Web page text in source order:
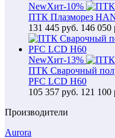
NewХит-10%
ПТК Плазморез
131 445 руб. 146 050
NewХит-13%
ПТК Сварочный
PFC LCD H60
105 357 руб. 121 100
Производители
Aurora